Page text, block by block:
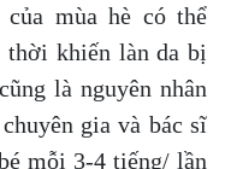
mùa hè có thể
thời khiến làn da bị
là nguyên nhân
gia và bác sĩ
mỗi 3-4 tiếng/ lần